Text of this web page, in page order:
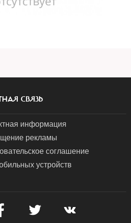
СВЯЗЬ
информация
рекламы
соглашение
устройств